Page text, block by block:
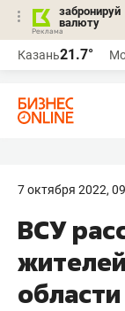
забронируй
валюту
Казань21.7°
7 октября 2022,
ВСУ
области